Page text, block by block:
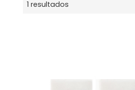
1 resultados